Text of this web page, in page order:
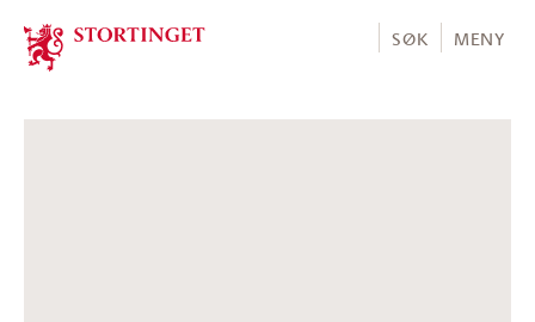
Stortinget.no
SØK MENY